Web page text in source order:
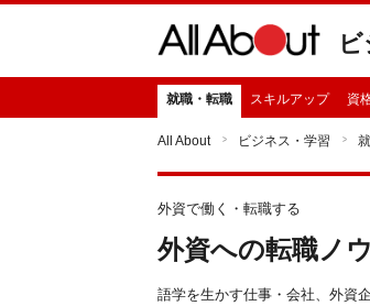
就職・転職 スキルアップ 資
All About ビジネス・学習
外資で働く・転職する
外資への転職ノ
語学を生かす仕事・会社、外資